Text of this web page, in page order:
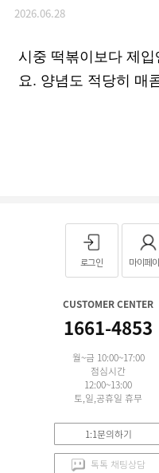
2026.06.28
시중 떡볶이보다 제
요. 양념도 적당히 매
로그인 마이페
CUSTOMER CENTER
1661-4853
월~금 10:00~17:00
점심시간
12:00~13:00
토,일,공휴일 휴무
1:1문의하기
톡톡 채팅상담